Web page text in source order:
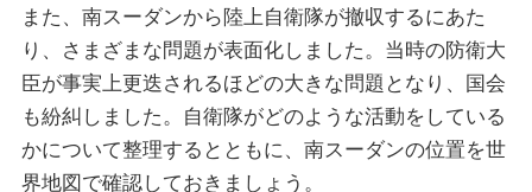
また、南スーダンから陸上自衛隊が撤収するにあた
り、さまざまな問題が表面化しました。当時の防衛大
臣が事実上更迭されるほどの大きな問題となり、国会
も紛糾しました。自衛隊がどのような活動をしている
かについて整理するとともに、南スーダンの位置を世
界地図で確認しておきましょう。